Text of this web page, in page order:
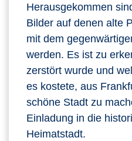
Herausgekommen
Bilder auf denen alte
mit dem
werden. Es ist zu
zerstört wurde und
es kostete, aus
schöne Stadt zu
Einladung in die
Heimatstadt.